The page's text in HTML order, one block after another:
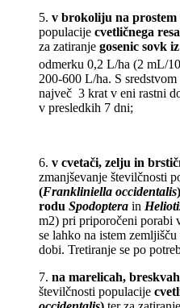
5. v brokoliju na prostem
populacije cvetličnega
za zatiranje gosenic sovk
odmerku 0,2 L/ha (2 mL/
200-600 L/ha. S sredstvom
največ 3 krat v eni rastni
v presledkih 7 dni;
6. v cvetači, zelju in
zmanjševanje številčnosti
(Frankliniella occidentalis)
rodu Spodoptera in
m2) pri priporočeni porabi
se lahko na istem
dobi. Tretiranje se po
7. na marelicah,
številčnosti populacije